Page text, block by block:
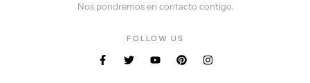
Nos pondremos en contacto contigo.
FOLLOW US